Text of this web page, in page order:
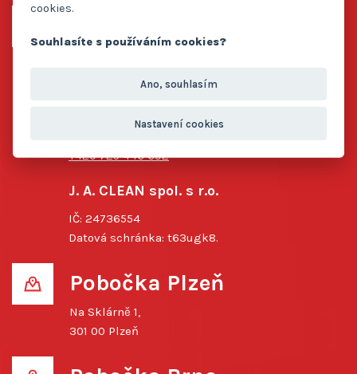
+420 725 446 692
J. A. CLEAN spol. s r.o.
IČ: 24736554
Datová schránka: t63ugk8.
Pobočka Plzeň
Na Sklárně 1,
301 00 Plzeň
cookies.
Souhlasíte s používáním cookies?
Ano, souhlasím
Nastavení cookies